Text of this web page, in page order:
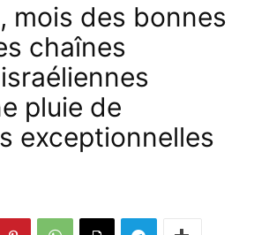
mois des bonnes
chaînes
pluie de
exceptionnelles